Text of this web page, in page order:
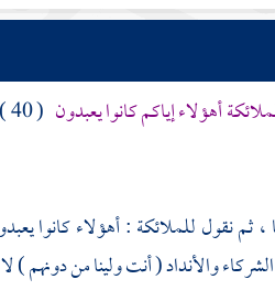
أهؤلاء إياكم كانوا يعبدون ( 40 )
نقول للملائكة : أهؤلاء كانوا
والأنداد ( أنت ولينا من دونهم )